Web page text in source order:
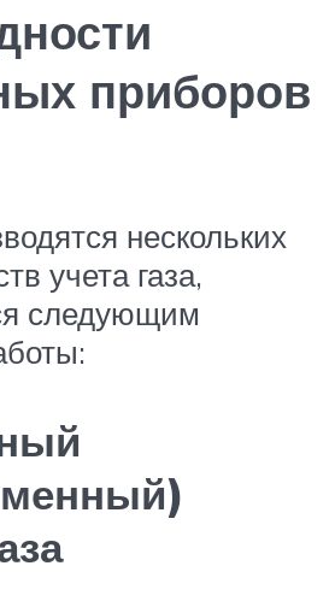
приборов
нескольких
учета газа,
следующим